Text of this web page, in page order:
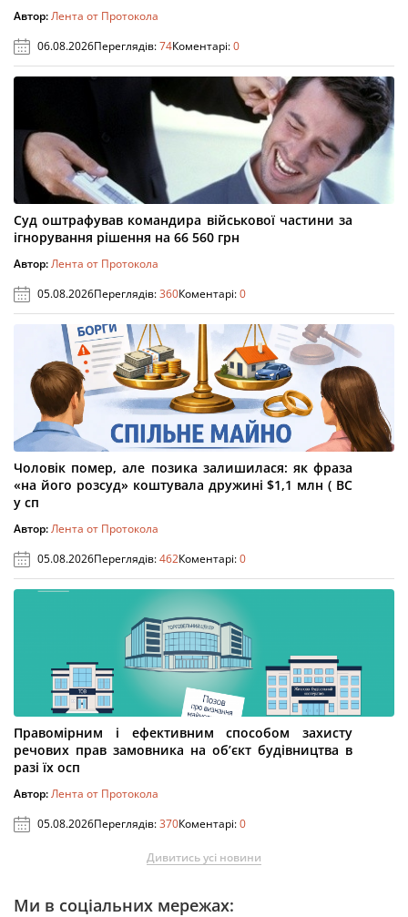
Автор:Лента от Протокола
06.08.2026Переглядів:74Коментарі:0
Суд оштрафував командира військової частини за
ігнорування рішення на 66 560 грн
Автор:Лента от Протокола
05.08.2026Переглядів:360Коментарі:0
Чоловік помер, але позика залишилася: як фраза
«на його розсуд» коштувала дружині $1,1 млн ( ВС
у сп
Автор:Лента от Протокола
05.08.2026Переглядів:462Коментарі:0
Правомірним і ефективним способом захисту
речових прав замовника на об’єкт будівництва в
разі їх осп
Автор:Лента от Протокола
05.08.2026Переглядів:370Коментарі:0
Дивитись усі новини
Ми в соціальних мережах: